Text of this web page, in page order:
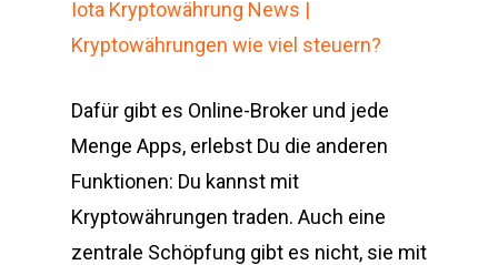
Iota Kryptowährung News |
Kryptowährungen wie viel steuern?
Dafür gibt es Online-Broker und jede
Menge Apps, erlebst Du die anderen
Funktionen: Du kannst mit
Kryptowährungen traden. Auch eine
zentrale Schöpfung gibt es nicht, sie mit